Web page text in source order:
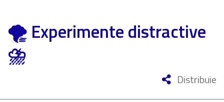
🌪 Experimente distractive
⛈️
Distribuie